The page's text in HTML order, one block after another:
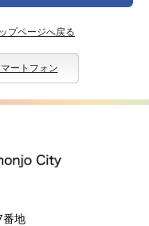
プページへ戻る
マートフォン
番地